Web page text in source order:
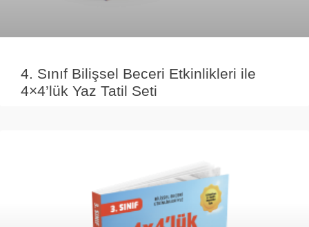
4. Sınıf Bilişsel Beceri Etkinlikleri ile
4×4’lük Yaz Tatil Seti